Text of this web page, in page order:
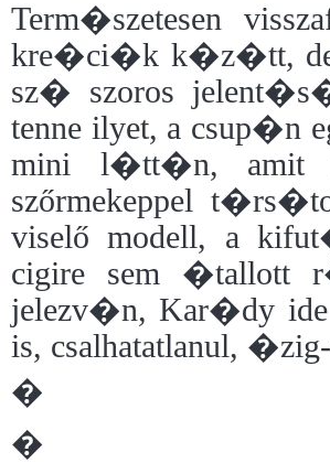
Term�szetesen
kre�ci�k k�z�tt, de
sz� szoros
tenne ilyet, a
mini l�tt�n, amit
szőrmekeppel
viselő modell, a
cigire sem �tallott
jelezv�n, Kar�dy
is, csalhatatlanul,
�
�